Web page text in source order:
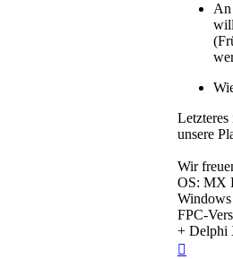
An
unsere
Wir
OS: MX
Windows
FPC-
+ Delphi